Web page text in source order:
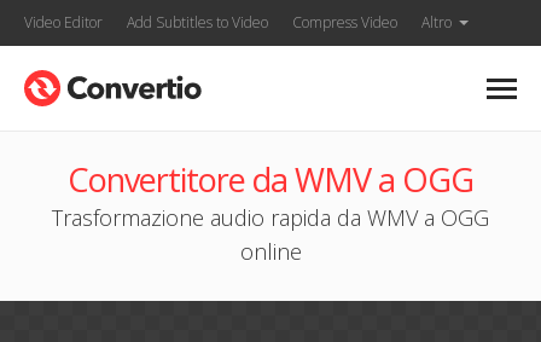
Video Editor Add Subtitles to Video Compress Video Altro
Convertitore da WMV a OGG
Trasformazione audio rapida da WMV a OGG
online